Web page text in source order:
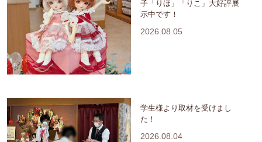
子「りほ」「りこ」大好評展
示中です！
2026.08.05
学生様より取材を受けまし
た！
2026.08.04